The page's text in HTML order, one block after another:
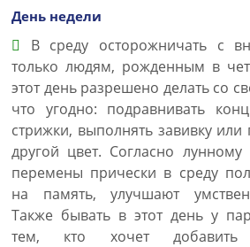
День недели
В среду осторожничать с
только людям, рожденным в
этот день разрешено делать со
что угодно: подравнивать
стрижки, выполнять завивку
другой цвет. Согласно
перемены прически в среду
на память, улучшают
Также бывать в этот день у
тем, кто хочет добавить